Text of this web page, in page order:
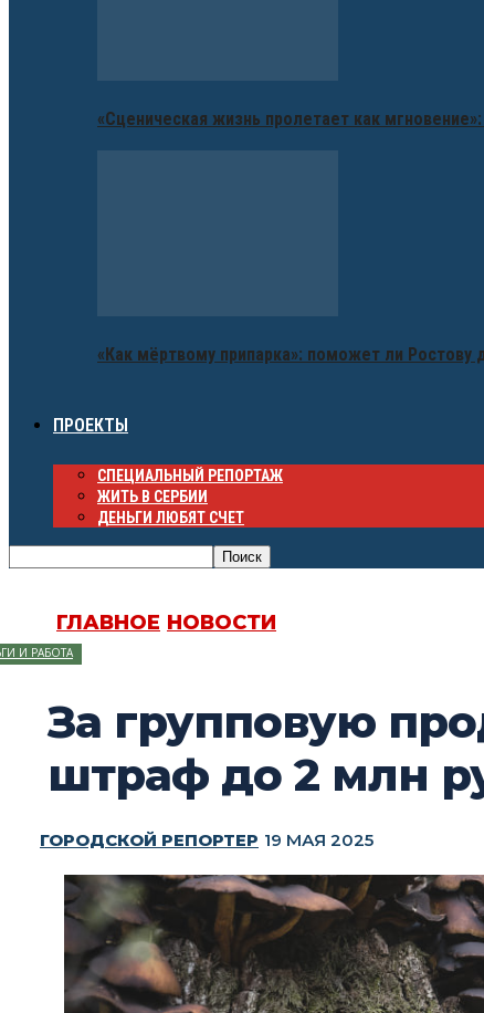
«Сценическая жизнь пролетает как
«Как мёртвому припарка»: поможет ли Ростову
ПРОЕКТЫ
СПЕЦИАЛЬНЫЙ РЕПОРТАЖ
ЖИТЬ В СЕРБИИ
ДЕНЬГИ ЛЮБЯТ СЧЕТ
ГЛАВНОЕ НОВОСТИ
И РАБОТА
За групповую
штраф до 2 млн
ГОРОДСКОЙ РЕПОРТЕР 19 МАЯ 2025